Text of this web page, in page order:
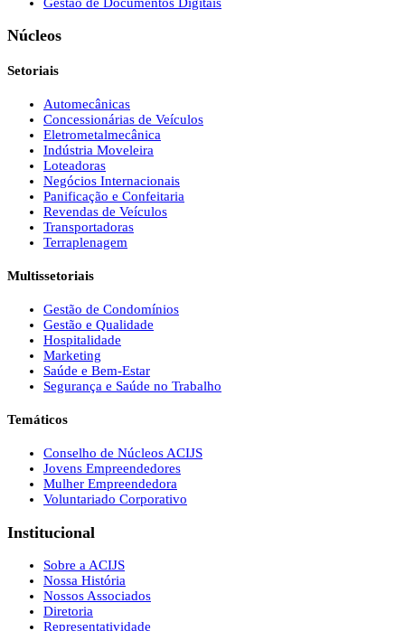
Núcleos
Setoriais
Automecânicas
Concessionárias de Veículos
Eletrometalmecânica
Indústria Moveleira
Loteadoras
Negócios Internacionais
Panificação e Confeitaria
Revendas de Veículos
Transportadoras
Terraplenagem
Multissetoriais
Gestão de Condomínios
Gestão e Qualidade
Hospitalidade
Marketing
Saúde e Bem-Estar
Segurança e Saúde no Trabalho
Temáticos
Conselho de Núcleos ACIJS
Jovens Empreendedores
Mulher Empreendedora
Voluntariado Corporativo
Institucional
Sobre a ACIJS
Nossa História
Nossos Associados
Diretoria
Representatividade